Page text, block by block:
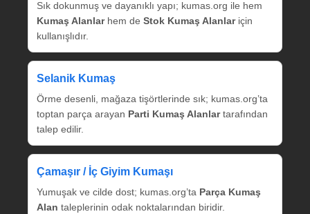
Sık dokunmuş ve dayanıklı yapı; kumas.org ile hem
Kumaş Alanlarhem de Stok Kumaş Alanlariçin
kullanışlıdır.
Selanik Kumaş
Örme desenli, mağaza tişörtlerinde sık; kumas.org’ta
toptan parça arayan Parti Kumaş Alanlartarafından
talep edilir.
Çamaşır / İç Giyim Kumaşı
Yumuşak ve cilde dost; kumas.org’ta Parça Kumaş
Alan taleplerinin odak noktalarından biridir.